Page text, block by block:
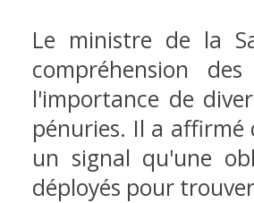
Le ministre de la
compréhension
l'importance de
pénuries. Il a
un signal qu'une
déployés pour